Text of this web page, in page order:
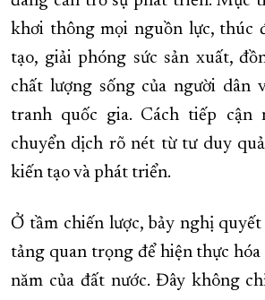
khơi thông mọi nguồn lực, thúc
tạo, giải phóng sức sản xuất,
chất lượng sống của người dân
tranh quốc gia. Cách tiếp cận
chuyển dịch rõ nét từ tư duy
kiến tạo và phát triển.
Ở tầm chiến lược, bảy nghị
tảng quan trọng để hiện thực
năm của đất nước. Đây không